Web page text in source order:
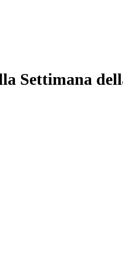
Settimana